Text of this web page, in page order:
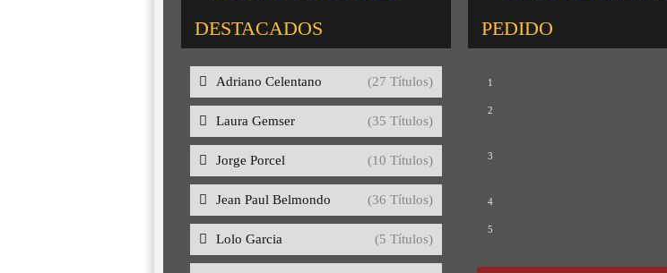
DESTACADOS
Adriano Celentano (27 Títulos)
Laura Gemser (35 Títulos)
Jorge Porcel (10 Títulos)
Jean Paul Belmondo (36 Títulos)
Lolo Garcia (5 Títulos)
PEDIDO
1
2
3
4
5